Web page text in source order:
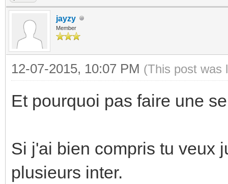
jayzy
Member
12-07-2015, 10:07 PM (This post was
Et pourquoi pas faire une
Si j'ai bien compris tu veux
plusieurs inter.